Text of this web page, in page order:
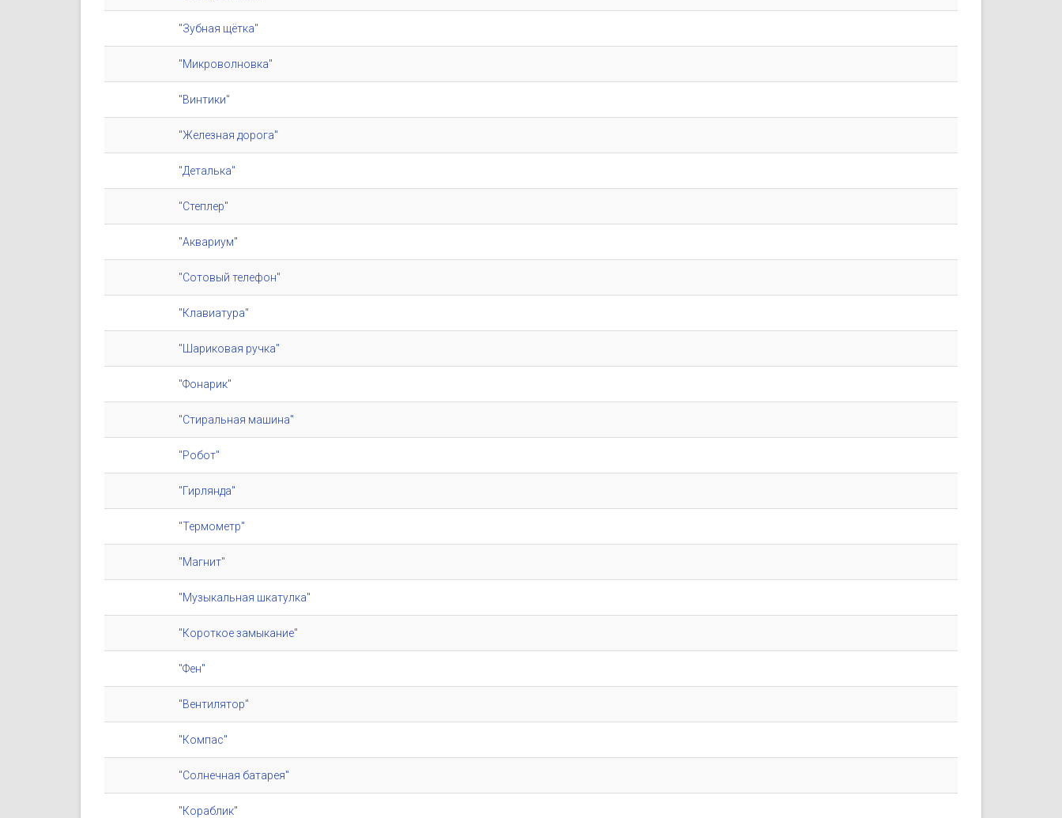
"Зубная щётка"
"Микроволновка"
"Винтики"
"Железная дорога"
"Деталька"
"Степлер"
"Аквариум"
"Сотовый телефон"
"Клавиатура"
"Шариковая ручка"
"Фонарик"
"Стиральная машина"
"Робот"
"Гирлянда"
"Термометр"
"Магнит"
"Музыкальная шкатулка"
"Короткое замыкание"
"Фен"
"Вентилятор"
"Компас"
"Солнечная батарея"
"Кораблик"